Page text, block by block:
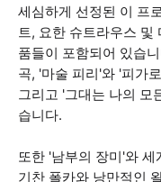
세심하게 선정된 이 프
트, 요한 슈트라우스 및
품들이 포함되어 있습
곡, '마술 피리'와 '피가
그리고 '그대는 나의 모
습니다.
또한 '남부의 장미'와
기찬 폴카와 낭만적인